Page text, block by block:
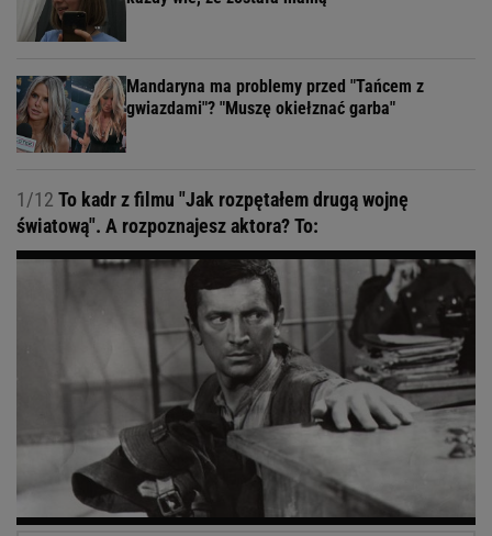
Mandaryna ma problemy przed "Tańcem z
gwiazdami"? "Muszę okiełznać garba"
1/12 To kadr z filmu "Jak rozpętałem drugą wojnę
światową". A rozpoznajesz aktora? To: